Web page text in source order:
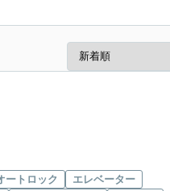
ートロック
エレベーター